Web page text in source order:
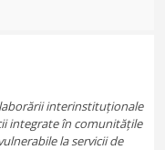
interinstituționale
integrate în comunitățile
la servicii de